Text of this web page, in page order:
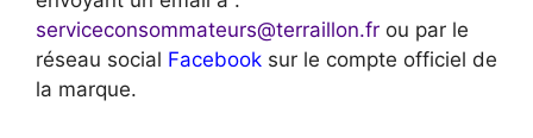
serviceconsommateurs@terraillon.fr ou par le
réseau social Facebook sur le compte officiel de
la marque.